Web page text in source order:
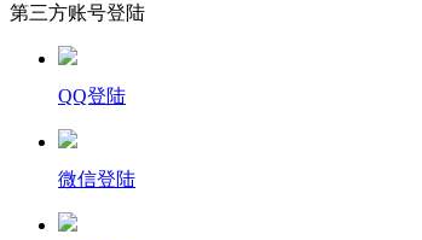
第三方账号登陆
QQ登陆
微信登陆